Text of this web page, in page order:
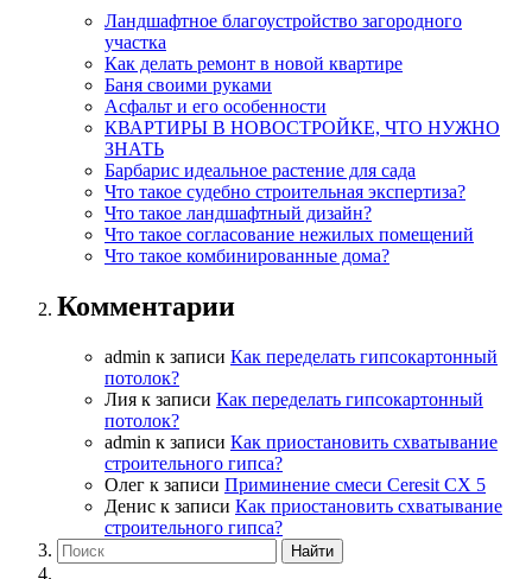
Ландшафтное благоустройство загородного
участка
Как делать ремонт в новой квартире
Баня своими руками
Асфальт и его особенности
КВАРТИРЫ В НОВОСТРОЙКЕ, ЧТО НУЖНО
ЗНАТЬ
Барбарис идеальное растение для сада
Что такое судебно строительная экспертиза?
Что такое ландшафтный дизайн?
Что такое согласование нежилых помещений
Что такое комбинированные дома?
Комментарии
admin к записи Как переделать гипсокартонный
потолок?
Лия к записи Как переделать гипсокартонный
потолок?
admin к записи Как приостановить схватывание
строительного гипса?
Олег к записи Приминение смеси Ceresit СХ 5
Денис к записи Как приостановить схватывание
строительного гипса?